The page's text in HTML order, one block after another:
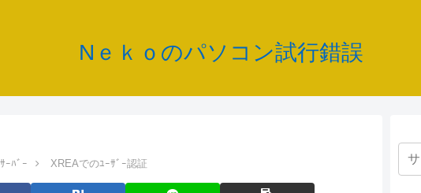
Nｅｋｏのパソコン試行錯誤
ｰﾊﾞｰ XREAでのﾕｰｻﾞｰ認証